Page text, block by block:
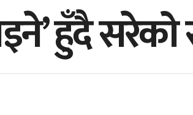
हुँदै